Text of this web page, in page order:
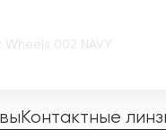
002 NAVY
Контактные